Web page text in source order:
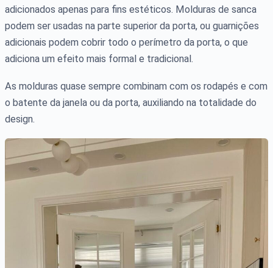
adicionados apenas para fins estéticos. Molduras de sanca
podem ser usadas na parte superior da porta, ou guarnições
adicionais podem cobrir todo o perímetro da porta, o que
adiciona um efeito mais formal e tradicional.
As molduras quase sempre combinam com os rodapés e com
o batente da janela ou da porta, auxiliando na totalidade do
design.